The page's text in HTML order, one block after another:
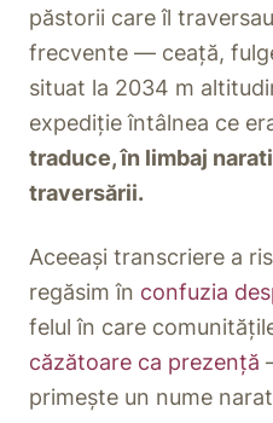
păstorii care îl
frecvente — ceață,
situat la 2034 m
expediție întâlnea ce
traduce, în limbaj
traversării.
Aceeași transcriere a
regăsim în confuzia
felul în care
căzătoare ca prezență
primește un nume